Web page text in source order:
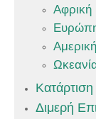
Αφρική
Αμερική
Κατάρτιση
Διμερή